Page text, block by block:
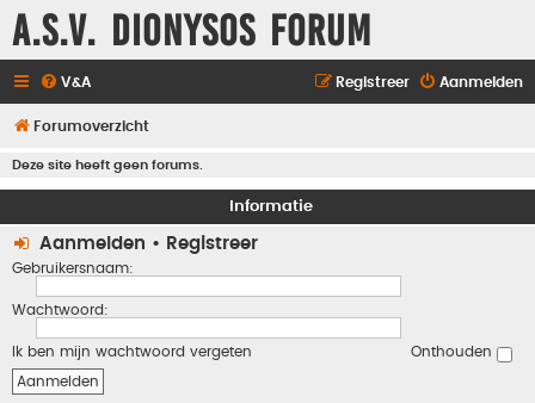
A.S.V. Dionysos Forum
V&A Aanmelden
Registreer
Forumoverzicht
Deze site heeft geen forums.
Informatie
Aanmelden • Registreer
Gebruikersnaam:
Wachtwoord:
Ik ben mijn wachtwoord vergeten Onthouden